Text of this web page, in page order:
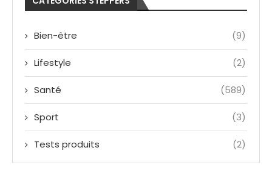
Bien-être (9)
Lifestyle (2)
Santé (589)
Sport (3)
Tests produits (2)